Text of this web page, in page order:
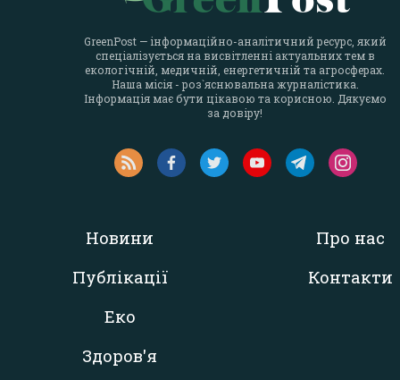
GreenPost — інформаційно-аналітичний ресурс, який
спеціалізується на висвітленні актуальних тем в
екологічній, медичній, енергетичній та агросферах.
Наша місія - роз`яснювальна журналістика.
Інформація має бути цікавою та корисною. Дякуємо
за довіру!
Новини
Публікації
Еко
Здоров'я
Про нас
Контакти